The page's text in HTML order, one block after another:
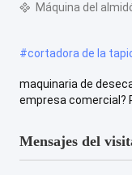
Máquina del
#cortadora de la
maquinaria de
empresa comercial?
Mensajes del